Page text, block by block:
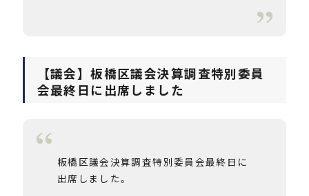
【議会】板橋区議会決算調査特別委員
会最終日に出席しました
板橋区議会決算調査特別委員会最終日に
出席しました。